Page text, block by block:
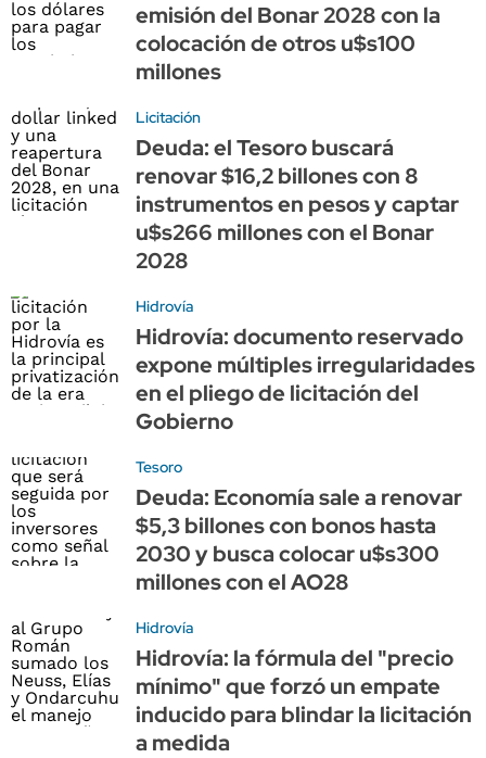
emisión del Bonar 2028 con la
colocación de otros u$s100
millones
Licitación
Deuda: el Tesoro buscará
renovar $16,2 billones con 8
instrumentos en pesos y captar
u$s266 millones con el Bonar
2028
Hidrovía
Hidrovía: documento reservado
expone múltiples irregularidades
en el pliego de licitación del
Gobierno
Tesoro
Deuda: Economía sale a renovar
$5,3 billones con bonos hasta
2030 y busca colocar u$s300
millones con el AO28
Hidrovía
Hidrovía: la fórmula del "precio
mínimo" que forzó un empate
inducido para blindar la licitación
a medida